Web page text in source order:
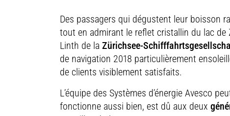
Des passagers qui dégustent leur boisson
tout en admirant le reflet cristallin du lac
Linth de la Zürichsee-
de navigation 2018 particulièrement
de clients visiblement satisfaits.
L’équipe des Systèmes d’énergie Avesco
fonctionne aussi bien, est dû aux deux